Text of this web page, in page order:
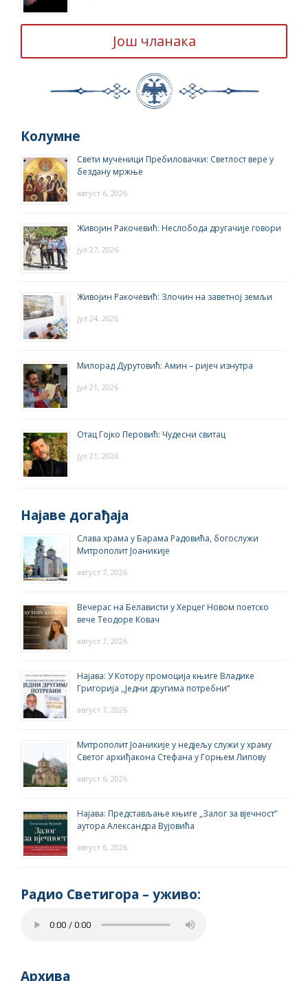
Још чланака
Колумне
Свети мученици Пребиловачки: Светлост вере у
бездану мржње
август 6, 2026
Живојин Ракочевић: Неслобода другачије говори
јул 27, 2026
Живојин Ракочевић: Злочин на заветној земљи
јул 24, 2026
Милорад Дурутовић: Амин – ријеч изнутра
јул 21, 2026
Отац Гојко Перовић: Чудесни свитац
јул 21, 2026
Најаве догађаја
Слава храма у Барама Радовића, богослужи
Митрополит Јоаникије
август 7, 2026
Вечерас на Белависти у Херцег Новом поетско
вече Теодоре Ковач
август 7, 2026
Најава: У Котору промоција књиге Владике
Григорија ,,Једни другима потребни”
август 7, 2026
Митрополит Јоаникије у недјељу служи у храму
Светог архиђакона Стефана у Горњем Липову
август 6, 2026
Најава: Представљање књиге „Залог за вјечност“
аутора Александра Вујовића
август 6, 2026
Радио Светигора – yживо:
Архива